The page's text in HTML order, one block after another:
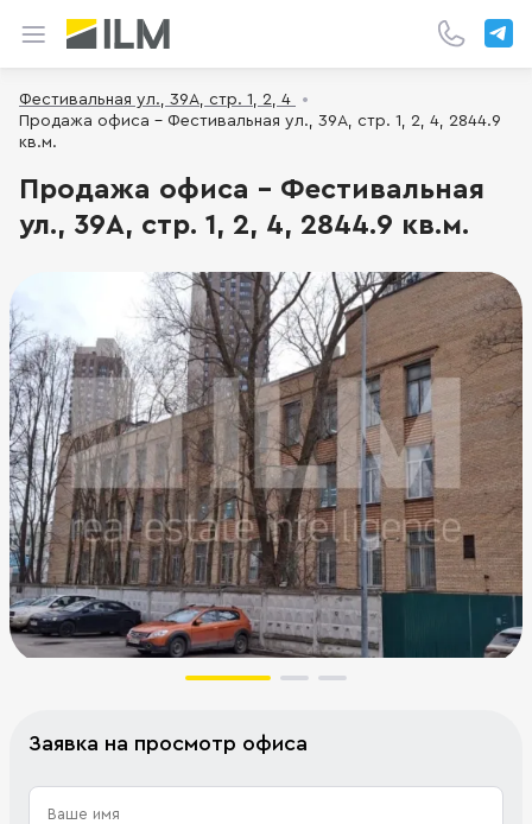
Фестивальная ул., 39А, стр. 1, 2, 4
Продажа офиса - Фестивальная ул., 39А, стр. 1, 2, 4, 2844.9
кв.м.
Продажа офиса - Фестивальная
ул., 39А, стр. 1, 2, 4, 2844.9 кв.м.
Заявка на просмотр офиса